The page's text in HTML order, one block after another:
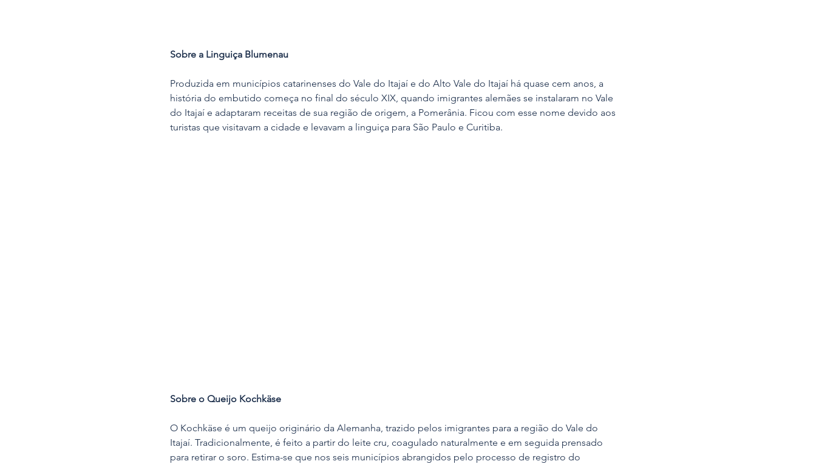
Sobre a Linguiça Blumenau
Produzida em municípios catarinenses do Vale do Itajaí e do Alto Vale do Itajaí há quase cem anos, a
história do embutido começa no final do século XIX, quando imigrantes alemães se instalaram no Vale
do Itajaí e adaptaram receitas de sua região de origem, a Pomerânia. Ficou com esse nome devido aos
turistas que visitavam a cidade e levavam a linguiça para São Paulo e Curitiba.
Sobre o Queijo Kochkäse
O Kochkäse é um queijo originário da Alemanha, trazido pelos imigrantes para a região do Vale do
Itajaí. Tradicionalmente, é feito a partir do leite cru, coagulado naturalmente e em seguida prensado
para retirar o soro. Estima-se que nos seis municípios abrangidos pelo processo de registro do